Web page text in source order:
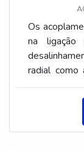
Os
na
radial como